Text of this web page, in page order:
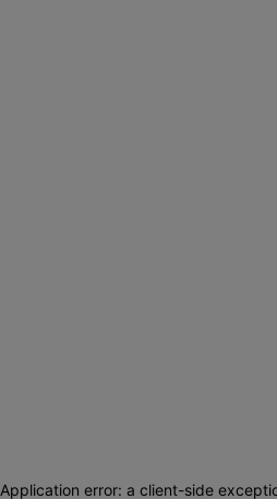
Application error: a client-side